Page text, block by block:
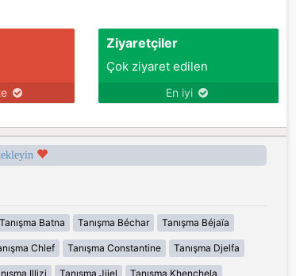
Ziyaretçiler
Çok ziyaret edilen
En iyi
Tanışma Batna Tanışma Béchar Tanışma Béjaïa
Chlef Tanışma Constantine Tanışma Djelfa
Illizi Tanışma Jijel Tanışma Khenchela